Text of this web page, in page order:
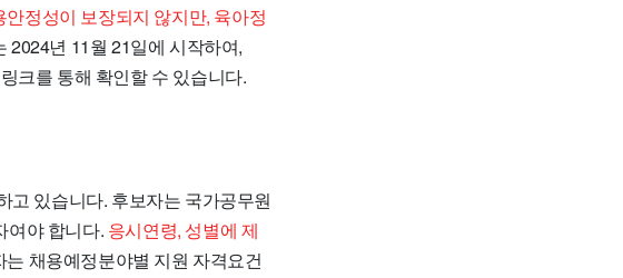
안정성이 보장되지 않지만, 육아정
2024년 11월 21일에 시작하여,
크를 통해 확인할 수 있습니다.
고 있습니다. 후보자는 국가공무원
여야 합니다. 응시연령, 성별에 제
는 채용예정분야별 지원 자격요건